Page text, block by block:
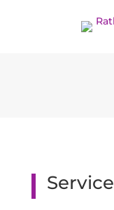
Service